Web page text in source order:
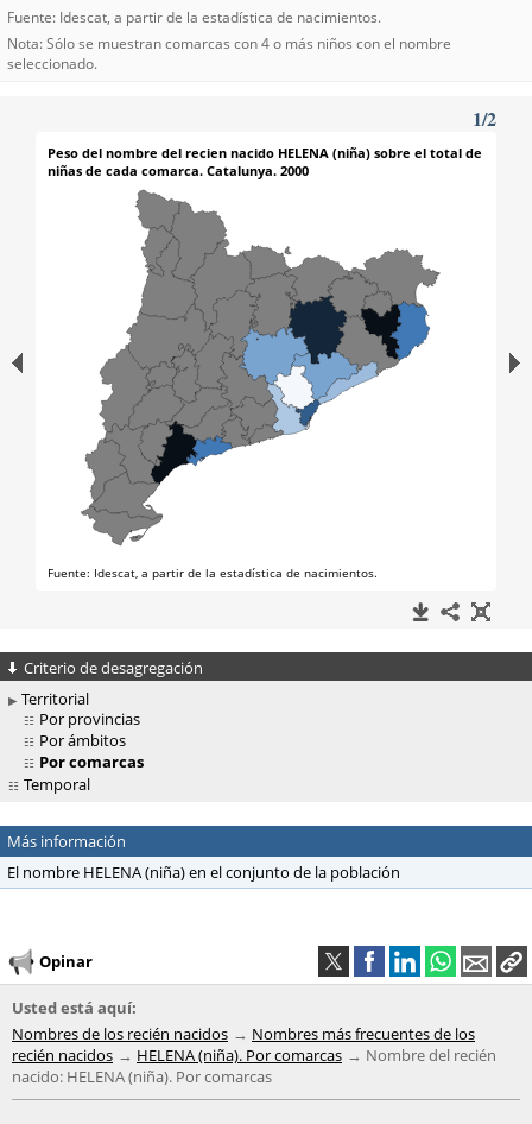
Fuente: Idescat, a partir de la estadística de nacimientos.
Nota: Sólo se muestran comarcas con 4 o más niños con el nombre
seleccionado.
Criterio de desagregación
Territorial
Por provincias
Por ámbitos
Por comarcas
Temporal
Más información
El nombre HELENA (niña) en el conjunto de la población
Opinar
Usted está aquí:
Nombres de los recién nacidos
Nombres más frecuentes de los
recién nacidos
HELENA (niña). Por comarcas
Nombre del recién
nacido: HELENA (niña). Por comarcas